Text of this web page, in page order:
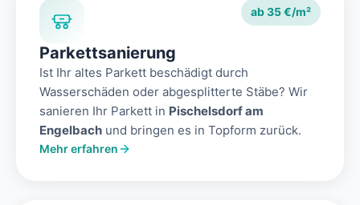
ab 35 €/m²
Parkettsanierung
Ist Ihr altes Parkett beschädigt durch
Wasserschäden oder abgesplitterte Stäbe? Wir
sanieren Ihr Parkett in Pischelsdorf am
Engelbach und bringen es in Topform zurück.
Mehr erfahren